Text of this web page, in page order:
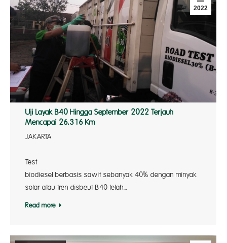
2022
Uji Layak B40 Hingga September 2022 Terjauh
Mencapai 26.316 Km
Test
biodiesel berbasis sawit sebanyak 40% dengan minyak
solar atau tren disbeut B40 telah…
Read more